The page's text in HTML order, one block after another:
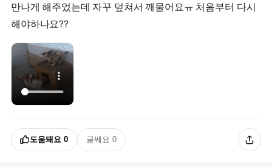
만나게 해주었는데 자꾸 덮쳐서 깨물어요ㅠ 처음부터 다시
해야하나요??
도움돼요 0 글쎄요 0